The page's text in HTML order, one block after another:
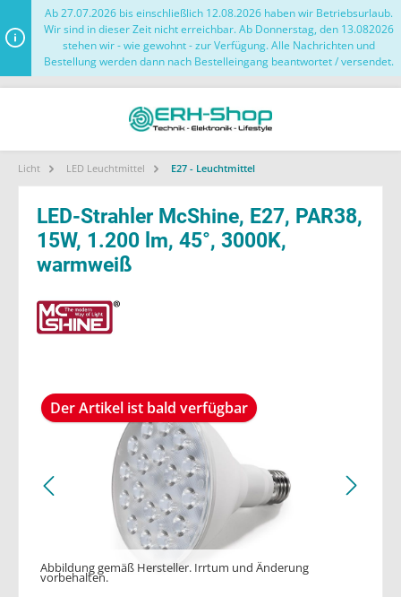
Ab 27.07.2026 bis einschließlich 12.08.2026 haben wir Betriebsurlaub.
Wir sind in dieser Zeit nicht erreichbar. Ab Donnerstag, den 13.082026
stehen wir - wie gewohnt - zur Verfügung. Alle Nachrichten und
Bestellung werden dann nach Bestelleingang beantwortet / versendet.
Licht LED Leuchtmittel E27 - Leuchtmittel
LED-Strahler McShine, E27, PAR38,
15W, 1.200 lm, 45°, 3000K,
warmweiß
Der Artikel ist bald verfügbar
Abbildung gemäß Hersteller. Irrtum und Änderung
vorbehalten.